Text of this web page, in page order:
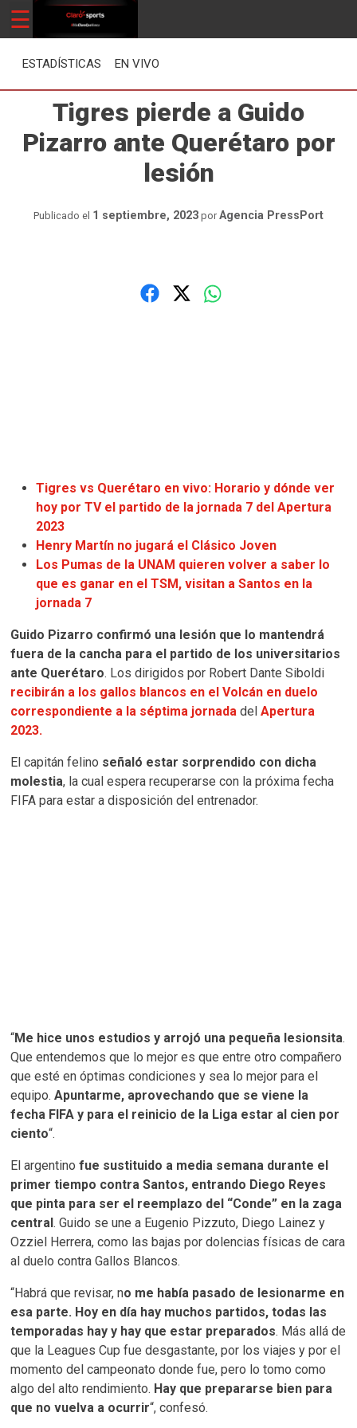
Skip
☰
ClaroSports
Más Claro que nunca
ESTADÍSTICAS EN VIVO
Tigres pierde a Guido
Pizarro ante Querétaro por
lesión
Publicado el 1 septiembre, 2023 por Agencia PressPort
Tigres vs Querétaro en vivo: Horario y dónde ver
hoy por TV el partido de la jornada 7 del Apertura
2023
Henry Martín no jugará el Clásico Joven
Los Pumas de la UNAM quieren volver a saber lo
que es ganar en el TSM, visitan a Santos en la
jornada 7
Guido Pizarro confirmó una lesión que lo mantendrá
fuera de la cancha para el partido de los universitarios
ante Querétaro. Los dirigidos por Robert Dante Siboldi
recibirán a los gallos blancos en el Volcán en duelo
correspondiente a la séptima jornada delApertura
2023.
El capitán felino señaló estar sorprendido con dicha
molestia, la cual espera recuperarse con la próxima fecha
FIFA para estar a disposición del entrenador.
“Me hice unos estudios y arrojó una pequeña lesionsita.
Que entendemos que lo mejor es que entre otro compañero
que esté en óptimas condiciones y sea lo mejor para el
equipo.Apuntarme, aprovechando que se viene la
fecha FIFA y para el reinicio de la Liga estar al cien por
ciento“.
El argentinofue sustituido a media semana durante el
primer tiempo contra Santos, entrando Diego Reyes
que pinta para ser el reemplazo del “Conde” en la zaga
central. Guido se une a Eugenio Pizzuto, Diego Lainez y
Ozziel Herrera, como las bajas por dolencias físicas de cara
al duelo contra Gallos Blancos.
“Habrá que revisar, no me había pasado de lesionarme en
esa parte. Hoy en día hay muchos partidos, todas las
temporadas hay y hay que estar preparados. Más allá de
que la Leagues Cup fue desgastante, por los viajes y por el
momento del campeonato donde fue, pero lo tomo como
algo del alto rendimiento. Hay que prepararse bien para
que no vuelva a ocurrir“, confesó.